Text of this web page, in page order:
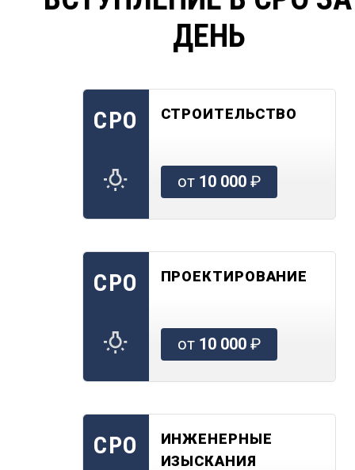
ДЕНЬ
СРО СТРОИТЕЛЬСТВО
от 10 000₽
СРО ПРОЕКТИРОВАНИЕ
от 10 000₽
СРО
ИНЖЕНЕРНЫЕ
ИЗЫСКАНИЯ